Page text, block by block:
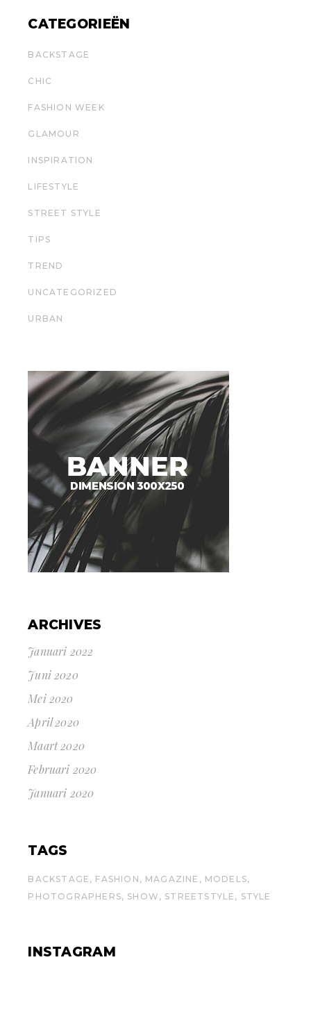
CATEGORIEËN
BACKSTAGE
CHIC
FASHION WEEK
GLAMOUR
INSPIRATION
LIFESTYLE
STREET STYLE
TIPS
TREND
UNCATEGORIZED
URBAN
ARCHIVES
Januari 2022
Juni 2020
Mei 2020
April 2020
Maart 2020
Februari 2020
Januari 2020
TAGS
BACKSTAGE FASHION MAGAZINE
MODELS
PHOTOGRAPHERS
SHOW STREETSTYLE STYLE
INSTAGRAM